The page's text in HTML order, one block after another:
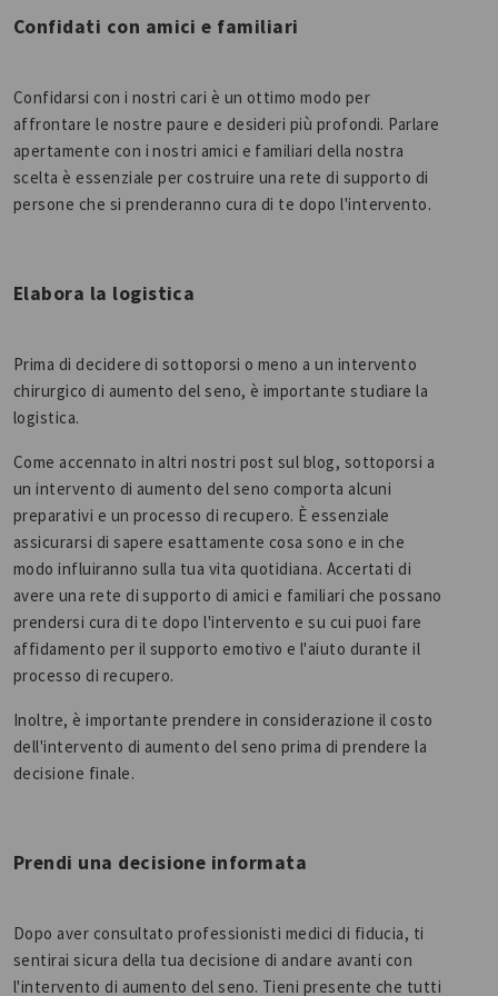
Confidati con amici e familiari
Confidarsi con i nostri cari è un ottimo modo per
affrontare le nostre paure e desideri più profondi. Parlare
apertamente con i nostri amici e familiari della nostra
scelta è essenziale per costruire una rete di supporto di
persone che si prenderanno cura di te dopo l'intervento.
Elabora la logistica
Prima di decidere di sottoporsi o meno a un intervento
chirurgico di aumento del seno, è importante studiare la
logistica.
Come accennato in altri nostri post sul blog, sottoporsi a
un intervento di aumento del seno comporta alcuni
preparativi e un processo di recupero. È essenziale
assicurarsi di sapere esattamente cosa sono e in che
modo influiranno sulla tua vita quotidiana. Accertati di
avere una rete di supporto di amici e familiari che possano
prendersi cura di te dopo l'intervento e su cui puoi fare
affidamento per il supporto emotivo e l'aiuto durante il
processo di recupero.
Inoltre, è importante prendere in considerazione il costo
dell'intervento di aumento del seno prima di prendere la
decisione finale.
Prendi una decisione informata
Dopo aver consultato professionisti medici di fiducia, ti
sentirai sicura della tua decisione di andare avanti con
l'intervento di aumento del seno. Tieni presente che tutti